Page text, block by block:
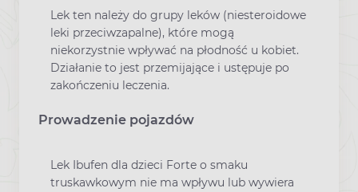
Lek ten należy do grupy leków (niesteroidowe
leki przeciwzapalne), które mogą
niekorzystnie wpływać na płodność u kobiet.
Działanie to jest przemijające i ustępuje po
zakończeniu leczenia.
Prowadzenie pojazdów
Lek Ibufen dla dzieci Forte o smaku
truskawkowym nie ma wpływu lub wywiera